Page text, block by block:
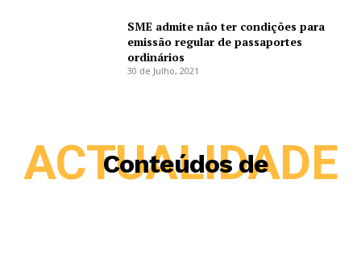
SME admite não ter condições para
emissão regular de passaportes
ordinários
30 de Julho, 2021
Conteúdos de
ACTUALIDADE